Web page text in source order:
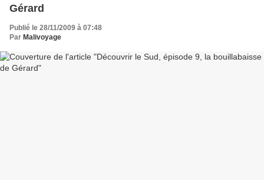
Gérard
Publié le 28/11/2009 à 07:48
Par Malivoyage